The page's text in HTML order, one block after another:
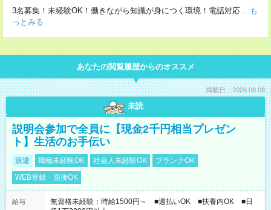
3名募集！未経験OK！働きながら知識が身につく環境！電話対応 ...も
っとみる
あなたの閲覧履歴からのオススメ
掲載日：2026.08.08
未読
説明会参加で全員に【現金2千円相当プレゼン
ト】生活のお手伝い
派遣 職種未経験OK 社会人未経験OK
ブランクOK
WEB登録・面接OK
給与
無資格未経験：時給1500円～ ■週払いOK ■扶養内OK ■日